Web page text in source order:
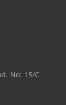
No: 15/C